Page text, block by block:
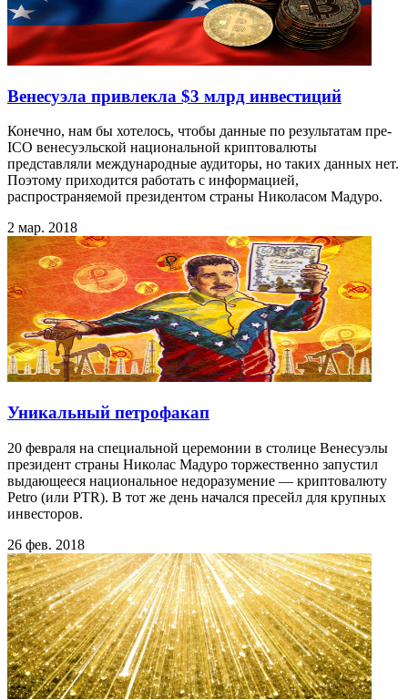
Венесуэла привлекла $3 млрд инвестиций
Конечно, нам бы хотелось, чтобы данные по результатам пре-
ICO венесуэльской национальной криптовалюты
представляли международные аудиторы, но таких данных нет.
Поэтому приходится работать с информацией,
распространяемой президентом страны Николасом Мадуро.
2 мар. 2018
Уникальный петрофакап
20 февраля на специальной церемонии в столице Венесуэлы
президент страны Николас Мадуро торжественно запустил
выдающееся национальное недоразумение — криптовалюту
Petro (или PTR). В тот же день начался пресейл для крупных
инвесторов.
26 фев. 2018